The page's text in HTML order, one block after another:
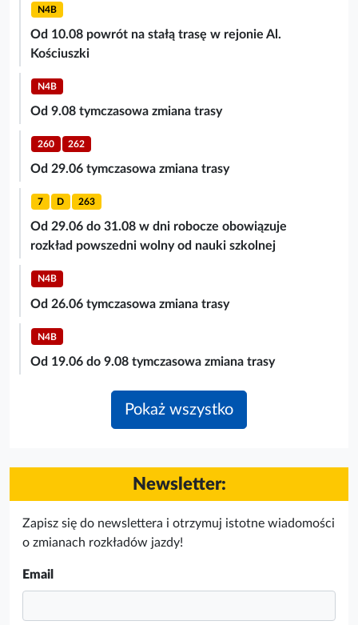
N4B
Od 10.08 powrót na stałą trasę w rejonie Al.
Kościuszki
N4B
Od 9.08 tymczasowa zmiana trasy
260 262
Od 29.06 tymczasowa zmiana trasy
7 D 263
Od 29.06 do 31.08 w dni robocze obowiązuje
rozkład powszedni wolny od nauki szkolnej
N4B
Od 26.06 tymczasowa zmiana trasy
N4B
Od 19.06 do 9.08 tymczasowa zmiana trasy
Pokaż wszystko
Newsletter:
Zapisz się do newslettera i otrzymuj istotne wiadomości
o zmianach rozkładów jazdy!
Email